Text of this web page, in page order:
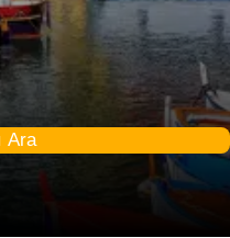
Ara